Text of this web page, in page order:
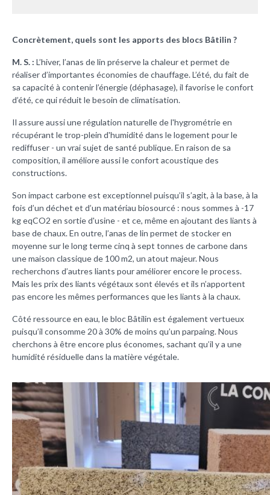
Concrètement, quels sont les apports des blocs Bâtilin ?
M. S. : L’hiver, l’anas de lin préserve la chaleur et permet de
réaliser d’importantes économies de chauffage. L’été, du fait de
sa capacité à contenir l’énergie (déphasage), il favorise le confort
d’été, ce qui réduit le besoin de climatisation.
Il assure aussi une régulation naturelle de l'hygrométrie en
récupérant le trop-plein d'humidité dans le logement pour le
rediffuser - un vrai sujet de santé publique. En raison de sa
composition, il améliore aussi le confort acoustique des
constructions.
Son impact carbone est exceptionnel puisqu’il s’agit, à la base, à la
fois d’un déchet et d’un matériau biosourcé : nous sommes à -17
kg eqCO2 en sortie d'usine - et ce, même en ajoutant des liants à
base de chaux. En outre, l’anas de lin permet de stocker en
moyenne sur le long terme cinq à sept tonnes de carbone dans
une maison classique de 100 m2, un atout majeur. Nous
recherchons d’autres liants pour améliorer encore le process.
Mais les prix des liants végétaux sont élevés et ils n’apportent
pas encore les mêmes performances que les liants à la chaux.
Côté ressource en eau, le bloc Bâtilin est également vertueux
puisqu’il consomme 20 à 30% de moins qu’un parpaing. Nous
cherchons à être encore plus économes, sachant qu’il y a une
humidité résiduelle dans la matière végétale.